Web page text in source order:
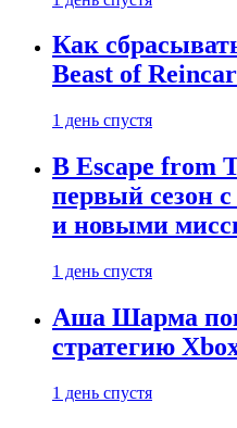
Как
Beast of
1 день спустя
В Escape from
первый сезон
и новыми
1 день спустя
Аша Шарма
стратегию
1 день спустя